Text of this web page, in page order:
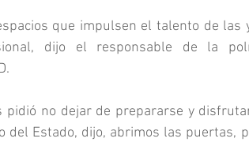
que impulsen el talento de las
dijo el responsable de la
pidió no dejar de prepararse y
del Estado, dijo, abrimos las puertas,